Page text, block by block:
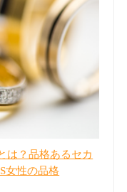
は？品格あるセカ
女性の品格